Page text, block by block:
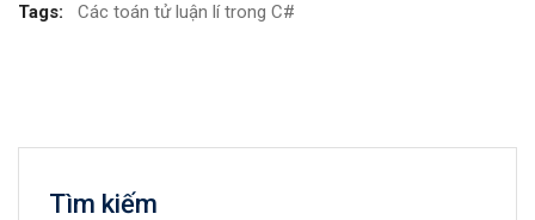
Tags: Các toán tử luận lí trong C#
Tìm kiếm